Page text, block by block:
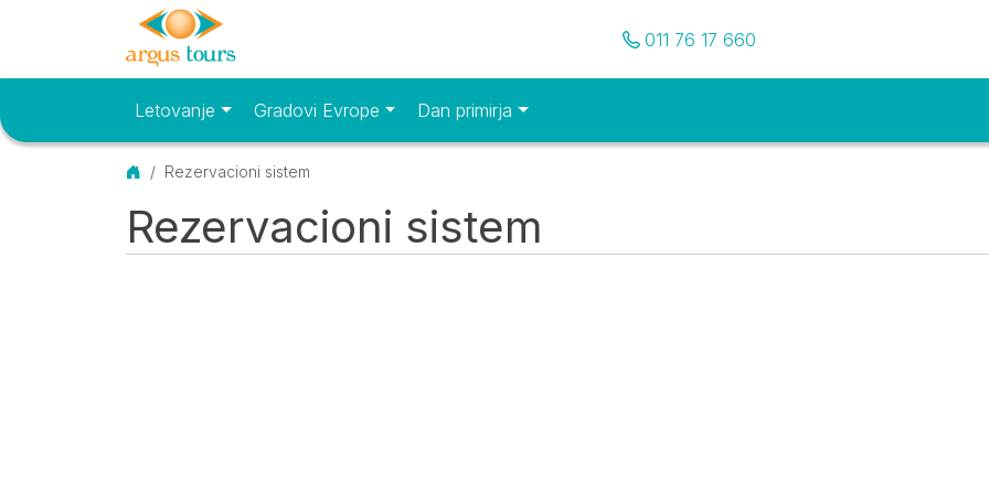
Pozovite nas
011 76 17 660
Osnovni meniLetovanje Gradovi Evrope Dan primirja
Početna
Rezervacioni sistem
Rezervacioni sistem